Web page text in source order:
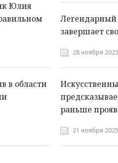
Юлия
в области
Легендарный
завершает
28 ноября
раньше
21 ноября